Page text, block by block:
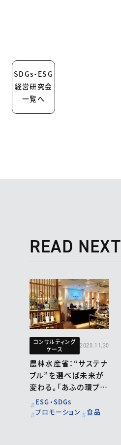
SDGs・ESG
経営研究会
一覧へ
READ NEXT
コンサルティング
ケース
2020.11.30
農林水産省：“サステナ
ブル”を選べば未来が
変わる。「あふの環プロ
ジェクト」で持続可能
な消費を推進
ESG・SDGs
プロモーション
食品